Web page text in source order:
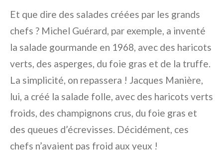
Et que dire des salades créées par les grands
chefs ? Michel Guérard, par exemple, a inventé
la salade gourmande en 1968, avec des haricots
verts, des asperges, du foie gras et de la truffe.
La simplicité, on repassera ! Jacques Manière,
lui, a créé la salade folle, avec des haricots verts
froids, des champignons crus, du foie gras et
des queues d’écrevisses. Décidément, ces
chefs n’avaient pas froid aux yeux !